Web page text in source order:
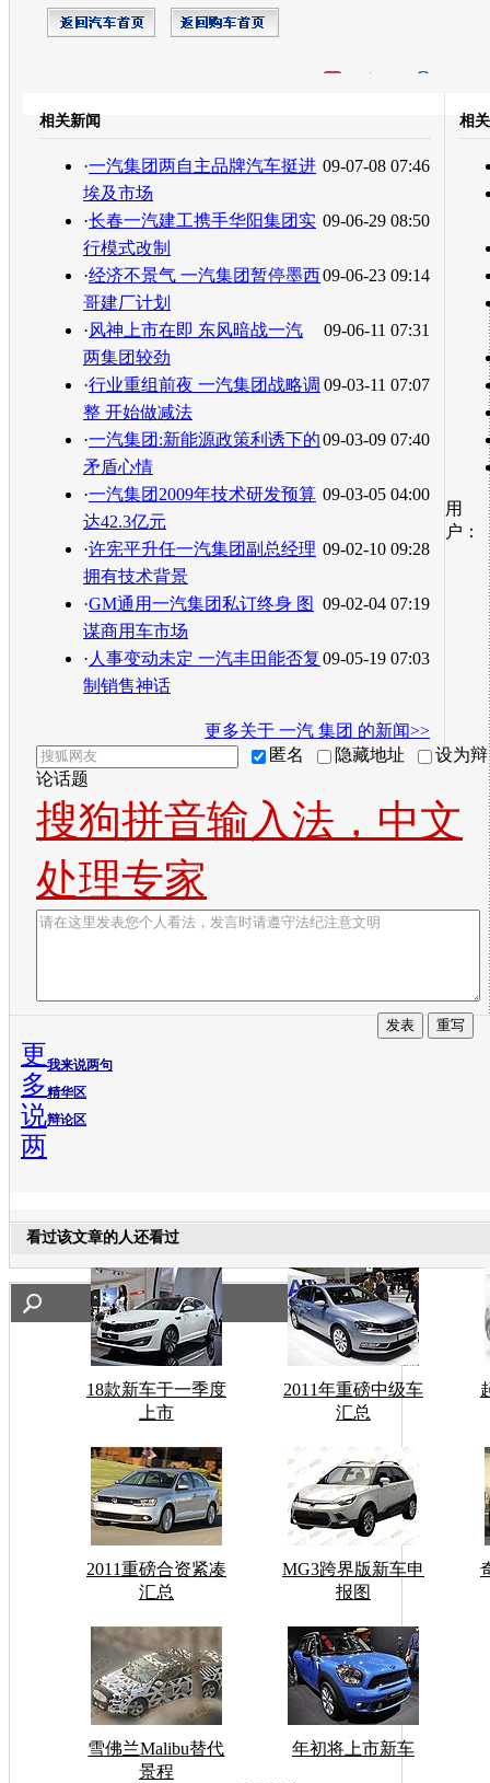
转发至：
相关新闻
09-07-08 07:46
·一汽集团两自主品牌汽车挺进
埃及市场
09-06-29 08:50
·长春一汽建工携手华阳集团实
行模式改制
09-06-23 09:14
·经济不景气 一汽集团暂停墨西
哥建厂计划
09-06-11 07:31
·风神上市在即 东风暗战一汽
两集团较劲
09-03-11 07:07
·行业重组前夜 一汽集团战略调
整 开始做减法
09-03-09 07:40
·一汽集团:新能源政策利诱下的
矛盾心情
09-03-05 04:00
·一汽集团2009年技术研发预算
达42.3亿元
09-02-10 09:28
·许宪平升任一汽集团副总经理
拥有技术背景
09-02-04 07:19
·GM通用一汽集团私订终身 图
谋商用车市场
09-05-19 07:03
· 人事变动未定 一汽丰田能否复
制销售神话
更多关于 一汽 集团 的新闻>>
相
用
户：
匿名 隐藏地址
设为辩
论话题
搜狗拼音输入法，中文
处理专家
我来说两句
精华区
辩论区
更
多
说
两
看过该文章的人还看过
18款新车于一季度
上市
2011年重磅中级车
汇总
2011重磅合资紧凑
汇总
MG3跨界版新车申
报图
雪佛兰Malibu替代
景程
年初将上市新车